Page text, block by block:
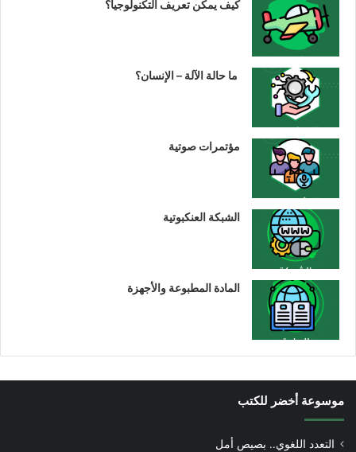
كيف يمكن تعريف التكنولوجيا؟
ما حالة الآلة – الإنسان؟
مؤتمرات صوتية
الشبكة العنكبوتية
المادة المطبوعة والأجهزة
موسوعة أخضر للكتب
التعدد اللغوي.. بصيص أمل